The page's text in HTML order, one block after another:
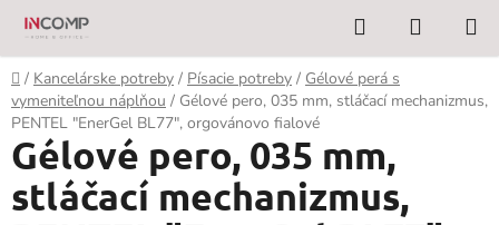
Prejsť
obsah
Hľadať
KOŠÍK
Domov
/ Kancelárske potreby / Písacie potreby / Gélové perá s
vymeniteľnou náplňou / Gélové pero, 035 mm, stláčací mechanizmus,
PENTEL "EnerGel BL77", orgovánovo fialové
Gélové pero, 035 mm,
stláčací mechanizmus,